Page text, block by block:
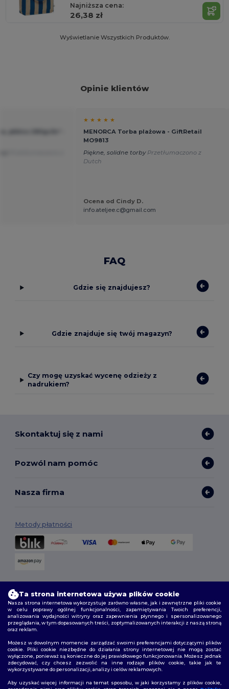
Najniższa cena:
26,38 zł
Wyświetlanie Wszystkich Produktów.
Opinie klientów
★ ★ ★ ★ ★
MENORCA Torba plażowa - GiftRetail
MO9813
Piękne, solidne torby Przetłumaczono z
Dutch
Ocena od Cindy D.
info.ateljee.c@gmail.com
FAQ
Gdzie się znajdujesz?
Gdzie znajduje się twój magazyn?
Czy mogę uzyskać wycenę odzieży z
nadrukiem?
Skontaktuj się z nami
Pozwól nam pomóc
Nasza firma
Metody płatności
Śledź nas
Ta strona internetowa używa plików cookie
Nasza strona internetowa wykorzystuje zarówno własne, jak i zewnętrzne pliki cookie
w celu poprawy ogólnej funkcjonalności, zapamiętywania Twoich preferencji,
analizowania wydajności witryny oraz zapewnienia płynnego i spersonalizowanego
przeglądania, w tym dopasowanych treści, zoptymalizowanych interakcji z naszą stroną
oraz reklam.
Możesz w dowolnym momencie zarządzać swoimi preferencjami dotyczącymi plików
cookie. Pliki cookie niezbędne do działania strony internetowej nie mogą zostać
wyłączone, ponieważ są konieczne do jej prawidłowego funkcjonowania. Możesz jednak
zdecydować, czy chcesz zezwolić na inne rodzaje plików cookie, takie jak te
wykorzystywane do personalizacji, analizy i celów reklamowych.
Aby uzyskać więcej informacji na temat sposobu, w jaki korzystamy z plików cookie,